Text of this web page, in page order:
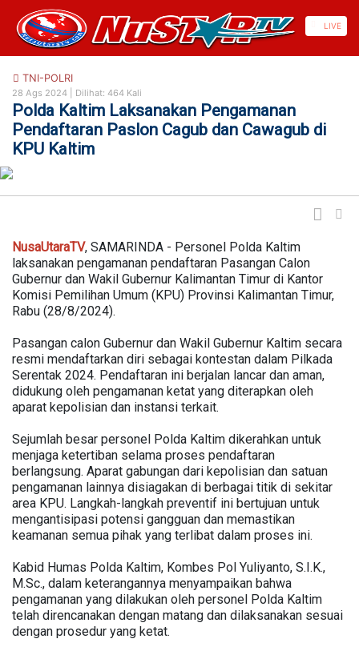
https://nusautaratv.com/
LIVE
TNI-POLRI
28 Ags 2024 | Dilihat: 464 Kali
Polda Kaltim Laksanakan Pengamanan
Pendaftaran Paslon Cagub dan Cawagub di
KPU Kaltim
NusaUtaraTV, SAMARINDA - Personel Polda Kaltim
laksanakan pengamanan pendaftaran Pasangan Calon
Gubernur dan Wakil Gubernur Kalimantan Timur di Kantor
Komisi Pemilihan Umum (KPU) Provinsi Kalimantan Timur,
Rabu (28/8/2024).
Pasangan calon Gubernur dan Wakil Gubernur Kaltim secara
resmi mendaftarkan diri sebagai kontestan dalam Pilkada
Serentak 2024. Pendaftaran ini berjalan lancar dan aman,
didukung oleh pengamanan ketat yang diterapkan oleh
aparat kepolisian dan instansi terkait.
Sejumlah besar personel Polda Kaltim dikerahkan untuk
menjaga ketertiban selama proses pendaftaran
berlangsung. Aparat gabungan dari kepolisian dan satuan
pengamanan lainnya disiagakan di berbagai titik di sekitar
area KPU. Langkah-langkah preventif ini bertujuan untuk
mengantisipasi potensi gangguan dan memastikan
keamanan semua pihak yang terlibat dalam proses ini.
Kabid Humas Polda Kaltim, Kombes Pol Yuliyanto, S.I.K.,
M.Sc., dalam keterangannya menyampaikan bahwa
pengamanan yang dilakukan oleh personel Polda Kaltim
telah direncanakan dengan matang dan dilaksanakan sesuai
dengan prosedur yang ketat.